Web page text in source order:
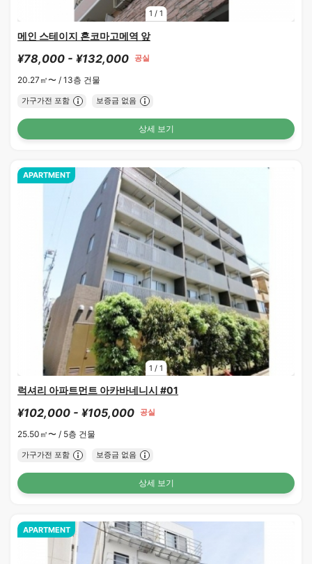
1 / 1
메인 스테이지 혼코마고메역 앞
¥78,000 - ¥132,000 공실
20.27㎡〜 / 13층 건물
가구가전 포함 보증금 없음
상세 보기
1 / 1
APARTMENT
럭셔리 아파트먼트 아카바네니시 #01
¥102,000 - ¥105,000 공실
25.50㎡〜 / 5층 건물
가구가전 포함 보증금 없음
상세 보기
APARTMENT